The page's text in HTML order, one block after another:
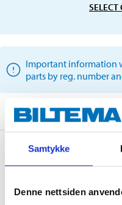
Samtykke
Denne nettsiden
Important information
parts by reg. number
Description